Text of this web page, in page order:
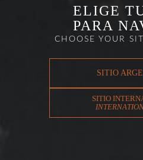
ELIGE
PARA
CHOOSE YOUR
SITIO
SITIO